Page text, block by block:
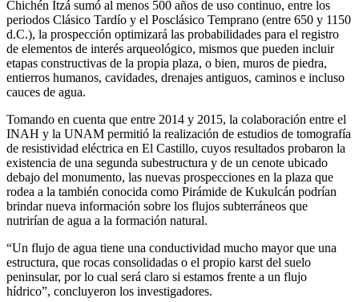
Chichén Itzá sumó al menos 500 años de uso continuo, entre los
periodos Clásico Tardío y el Posclásico Temprano (entre 650 y 1150
d.C.), la prospección optimizará las probabilidades para el registro
de elementos de interés arqueológico, mismos que pueden incluir
etapas constructivas de la propia plaza, o bien, muros de piedra,
entierros humanos, cavidades, drenajes antiguos, caminos e incluso
cauces de agua.
Tomando en cuenta que entre 2014 y 2015, la colaboración entre el
INAH y la UNAM permitió la realización de estudios de tomografía
de resistividad eléctrica en El Castillo, cuyos resultados probaron la
existencia de una segunda subestructura y de un cenote ubicado
debajo del monumento, las nuevas prospecciones en la plaza que
rodea a la también conocida como Pirámide de Kukulcán podrían
brindar nueva información sobre los flujos subterráneos que
nutrirían de agua a la formación natural.
“Un flujo de agua tiene una conductividad mucho mayor que una
estructura, que rocas consolidadas o el propio karst del suelo
peninsular, por lo cual será claro si estamos frente a un flujo
hídrico”, concluyeron los investigadores.